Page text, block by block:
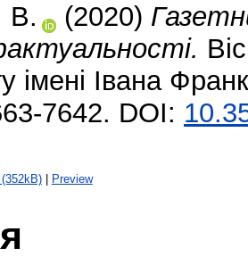
В. (2020)
імені Івана
7642. DOI:
| Preview